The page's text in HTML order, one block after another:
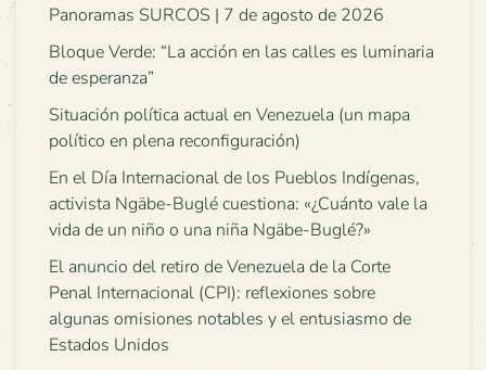
Panoramas SURCOS | 7 de agosto de 2026
Bloque Verde: “La acción en las calles es luminaria
de esperanza”
Situación política actual en Venezuela (un mapa
político en plena reconfiguración)
En el Día Internacional de los Pueblos Indígenas,
activista Ngäbe-Buglé cuestiona: «¿Cuánto vale la
vida de un niño o una niña Ngäbe-Buglé?»
El anuncio del retiro de Venezuela de la Corte
Penal Internacional (CPI): reflexiones sobre
algunas omisiones notables y el entusiasmo de
Estados Unidos